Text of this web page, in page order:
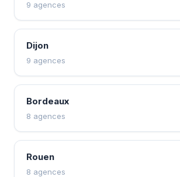
9 agences
Dijon
9 agences
Bordeaux
8 agences
Rouen
8 agences